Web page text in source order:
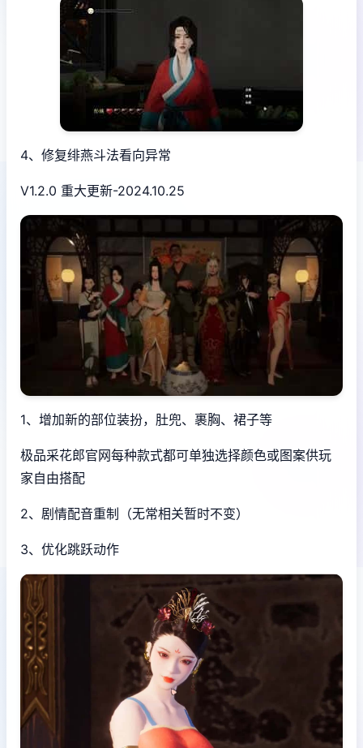
4、修复绯燕斗法看向异常
V1.2.0 重大更新-2024.10.25
1、增加新的部位装扮，肚兜、裹胸、裙子等
极品采花郎官网每种款式都可单独选择颜色或图案供玩
家自由搭配
2、剧情配音重制（无常相关暂时不变）
3、优化跳跃动作